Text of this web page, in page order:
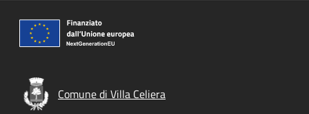
Comune di Villa Celiera